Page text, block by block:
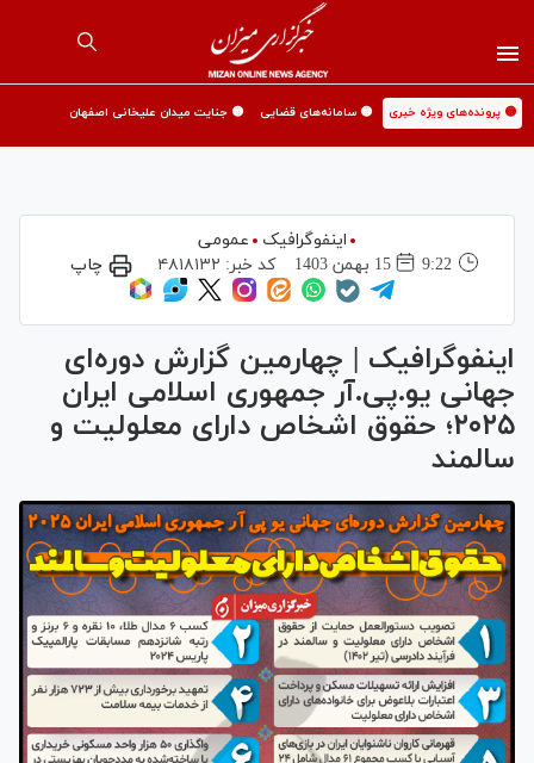
🟡 پرونده‌های ویژه خبری 🟡 سامانه‌های قضایی 🟡 جنایت میدان علیخانی اصفهان
اینفوگرافیک
عمومی
9:22
15 بهمن 1403 کد خبر: ۴۸۱۸۱۳۲ چاپ
اینفوگرافیک | چهارمین گزارش دوره‌ای
جهانی یو.پی.آر جمهوری اسلامی ایران
۲۰۲۵؛ حقوق اشخاص دارای معلولیت و
سالمند